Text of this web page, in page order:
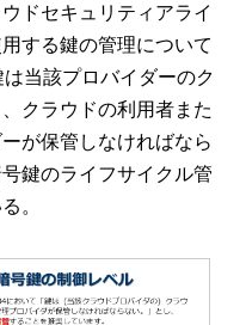
ドセキュリティアライ
する鍵の管理について
当該プロバイダーのク
クラウドの利用者また
が保管しなければなら
鍵のライフサイクル管
。